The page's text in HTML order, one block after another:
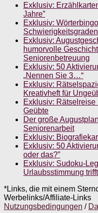
Exklusiv:
Jahre”
Exklusiv:
Schwierigkeitsgraden
Exklusiv:
humorvolle
Seniorenbetreuung
Exklusiv: 50
„Nennen Sie 3…“
Exklusiv:
Kreativheft für
Exklusiv:
Geübte
Der große
Seniorenarbeit
Exklusiv:
Exklusiv: 50
oder das?”
Exklusiv: Sudoku-
Urlaubsstimmung
*Links, die mit einem
Werbelinks/Affiliate-Links
Nutzungsbedingungen /